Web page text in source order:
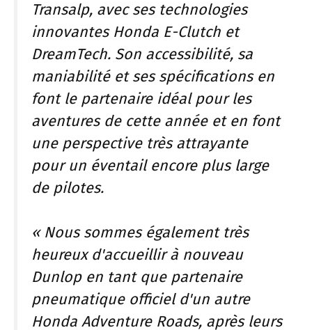
Transalp, avec ses technologies
innovantes Honda E-Clutch et
DreamTech. Son accessibilité, sa
maniabilité et ses spécifications en
font le partenaire idéal pour les
aventures de cette année et en font
une perspective très attrayante
pour un éventail encore plus large
de pilotes.
« Nous sommes également très
heureux d'accueillir à nouveau
Dunlop en tant que partenaire
pneumatique officiel d'un autre
Honda Adventure Roads, après leurs